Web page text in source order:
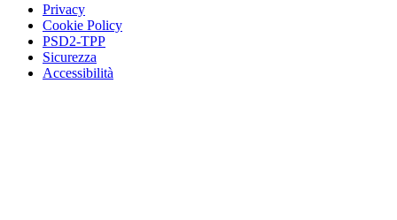
Privacy
Cookie Policy
PSD2-TPP
Sicurezza
Accessibilità